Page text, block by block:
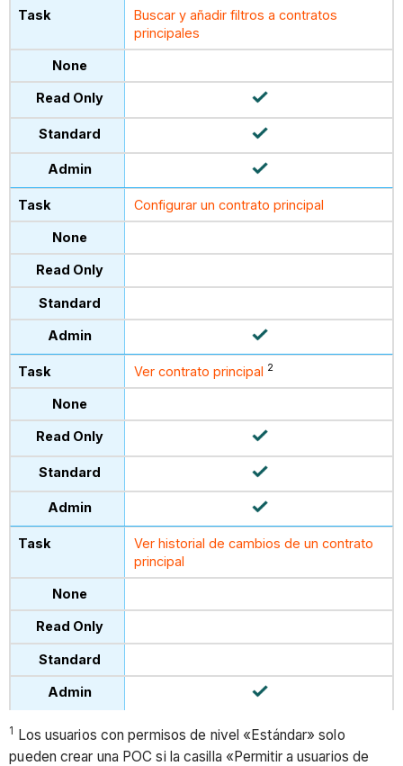
Buscar y añadir filtros a contratos
principales
Configurar un contrato principal
Ver contrato principal 2
Ver historial de cambios de un contrato
principal
1 Los usuarios con permisos de nivel «Estándar» solo
pueden crear una POC si la casilla «Permitir a usuarios de